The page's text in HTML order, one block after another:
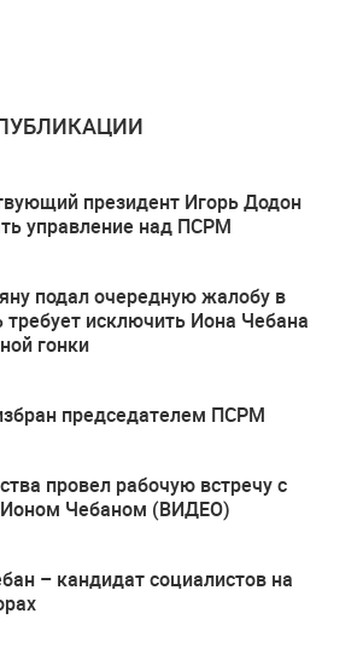
президент Игорь Додон
управление над ПСРМ
подал очередную жалобу в
исключить Иона Чебана
гонки
председателем ПСРМ
провел рабочую встречу с
Чебаном (ВИДЕО)
– кандидат социалистов на